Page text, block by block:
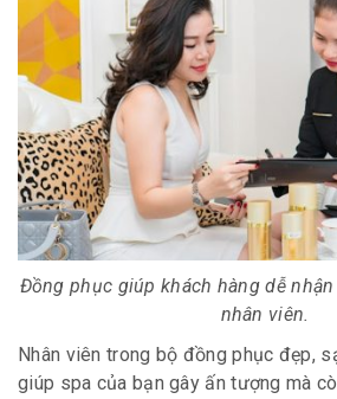
Đồng phục giúp khách hàng dễ
nhân viên.
Nhân viên trong bộ đồng phục đẹp,
giúp spa của bạn gây ấn tượng mà